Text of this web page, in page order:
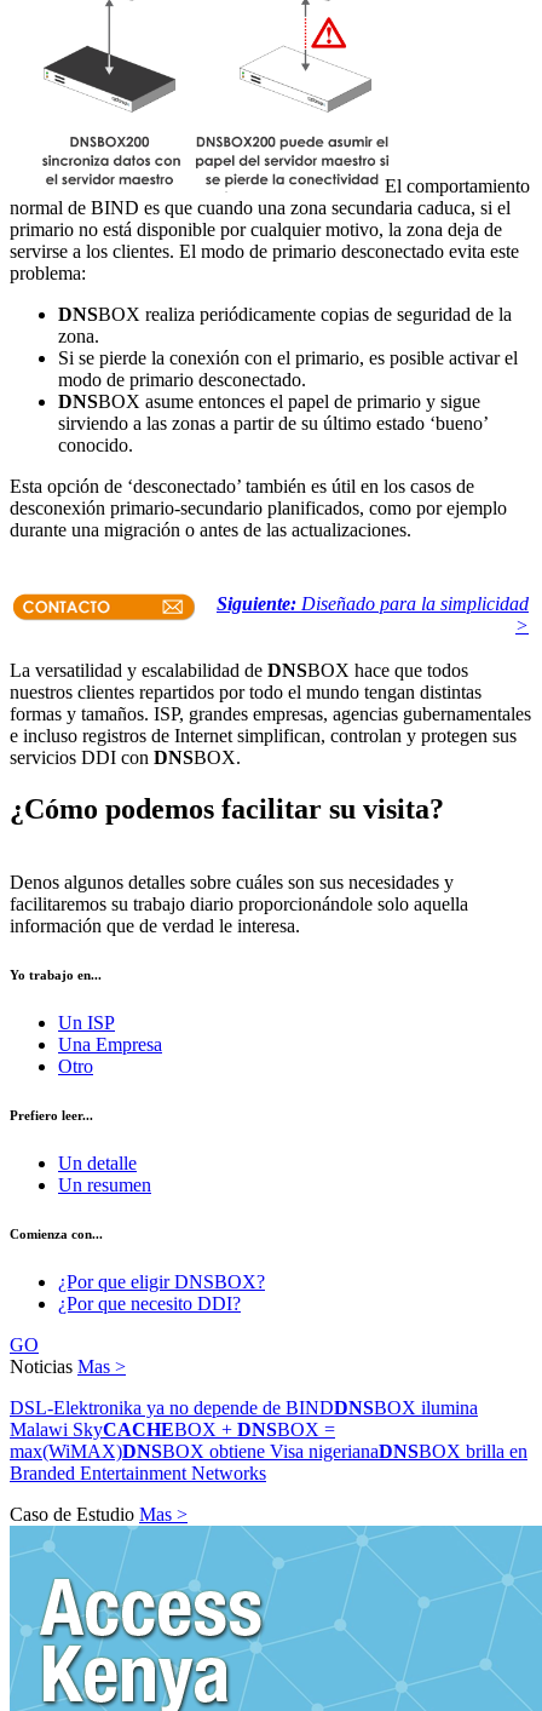
El comportamiento
normal de BIND es que cuando una zona secundaria caduca, si el
primario no está disponible por cualquier motivo, la zona deja de
servirse a los clientes. El modo de primario desconectado evita este
problema:
DNSBOX realiza periódicamente copias de seguridad de la
zona.
Si se pierde la conexión con el primario, es posible activar el
modo de primario desconectado.
DNSBOX asume entonces el papel de primario y sigue
sirviendo a las zonas a partir de su último estado ‘bueno’
conocido.
Esta opción de ‘desconectado’ también es útil en los casos de
desconexión primario-secundario planificados, como por ejemplo
durante una migración o antes de las actualizaciones.
Siguiente: Diseñado para la simplicidad
>
La versatilidad y escalabilidad de DNSBOX hace que todos
nuestros clientes repartidos por todo el mundo tengan distintas
formas y tamaños. ISP, grandes empresas, agencias gubernamentales
e incluso registros de Internet simplifican, controlan y protegen sus
servicios DDI con DNSBOX.
¿Cómo podemos facilitar su visita?
Denos algunos detalles sobre cuáles son sus necesidades y
facilitaremos su trabajo diario proporcionándole solo aquella
información que de verdad le interesa.
Yo trabajo en...
Un ISP
Una Empresa
Otro
Prefiero leer...
Un detalle
Un resumen
Comienza con...
¿Por que eligir DNSBOX?
¿Por que necesito DDI?
GO
Noticias Mas >
DSL-Elektronika ya no depende de BINDDNSBOX ilumina
Malawi SkyCACHEBOX + DNSBOX =
max(WiMAX)DNSBOX obtiene Visa nigerianaDNSBOX brilla en
Branded Entertainment Networks
Caso de Estudio Mas >